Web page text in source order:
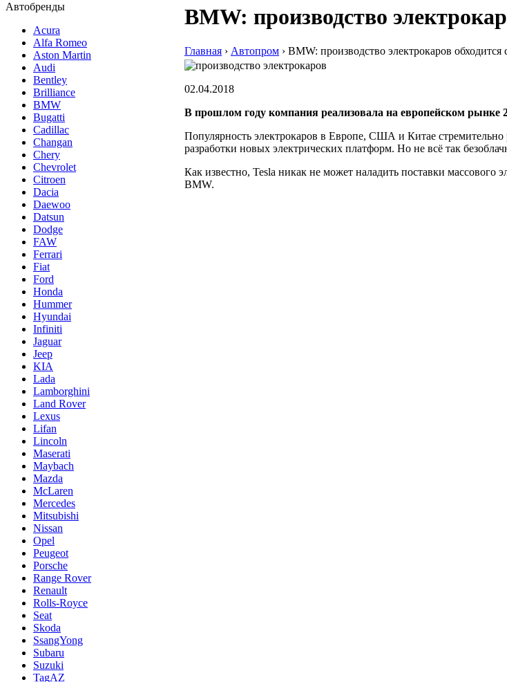
Автобренды
Acura
Alfa Romeo
Aston Martin
Audi
Bentley
Brilliance
BMW
Bugatti
Cadillac
Changan
Chery
Chevrolet
Citroen
Dacia
Daewoo
Datsun
Dodge
FAW
Ferrari
Fiat
Ford
Honda
Hummer
Hyundai
Infiniti
Jaguar
Jeep
KIA
Lada
Lamborghini
Land Rover
Lexus
Lifan
Lincoln
Maserati
Maybach
Mazda
McLaren
Mercedes
Mitsubishi
Nissan
Opel
Peugeot
Porsche
Range Rover
Renault
Rolls-Royce
Seat
Skoda
SsangYong
Subaru
Suzuki
TagAZ
BMW: производство
Главная › Автопром › BMW: производство электрокаров
02.04.2018
В прошлом году компания реализовала на европейском рынке
Популярность электрокаров в Европе, США и Китае стремительно
разработки новых электрических платформ. Но не всё так
Как известно, Tesla никак не может наладить поставки массового
BMW.